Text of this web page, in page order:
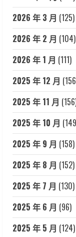
2026 年 3 月 (125)
2026 年 2 月 (104)
2026 年 1 月 (111)
2025 年 12 月
2025 年 11 月
2025 年 10 月
2025 年 9 月 (158)
2025 年 8 月 (152)
2025 年 7 月 (130)
2025 年 6 月 (96)
2025 年 5 月 (124)